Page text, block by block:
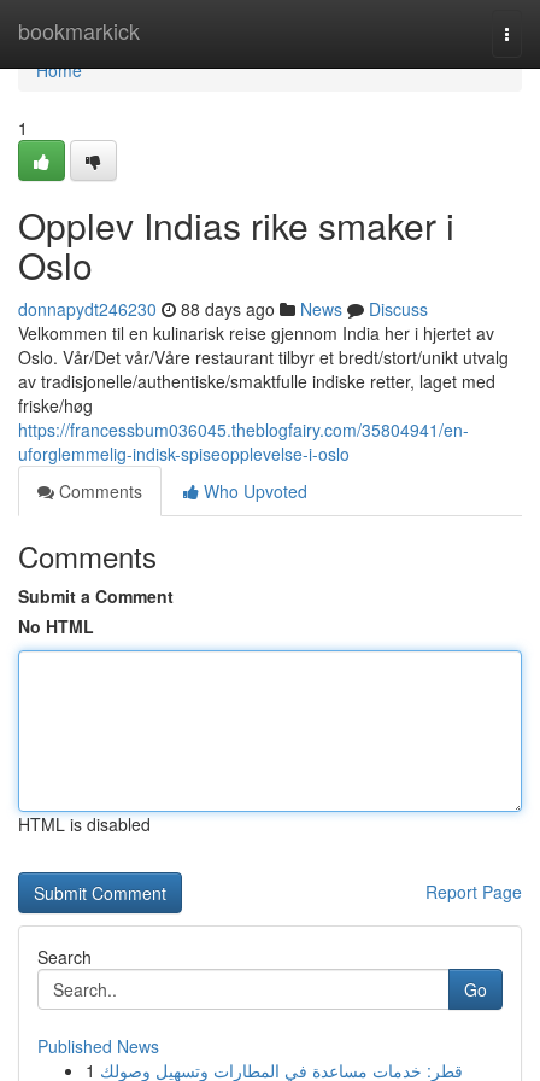
bookmarkick
Home
Home
1
Opplev Indias rike smaker i
Oslo
donnapydt246230 88 days ago News
Discuss
Velkommen til en kulinarisk reise gjennom India her i hjertet av
Oslo. Vår/Det vår/Våre restaurant tilbyr et bredt/stort/unikt utvalg
av tradisjonelle/authentiske/smaktfulle indiske retter, laget med
friske/høg
https://francessbum036045.theblogfairy.com/35804941/en-
uforglemmelig-indisk-spiseopplevelse-i-oslo
Comments
Who Upvoted
Comments
Submit a Comment
No HTML
HTML is disabled
Report Page
Search
Go
Published News
1 قطر: خدمات مساعدة في المطارات وتسهيل وصولك